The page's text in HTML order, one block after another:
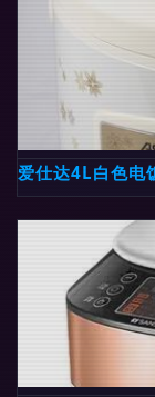
爱仕达4L白色电